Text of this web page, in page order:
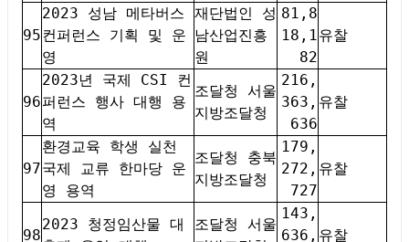
95
2023 성남 메타버스
컨퍼런스 기획 및 운
영
재단법인 성
남산업진흥
원
81,8
18,1
82
유찰
96
2023년 국제 CSI 컨
퍼런스 행사 대행 용
역
조달청 서울
지방조달청
216,
363,
636
유찰
97
환경교육 학생 실천
국제 교류 한마당 운
영 용역
조달청 충북
지방조달청
179,
272,
727
유찰
98
2023 청정임산물 대
조달청 서울
143,
636, 유찰